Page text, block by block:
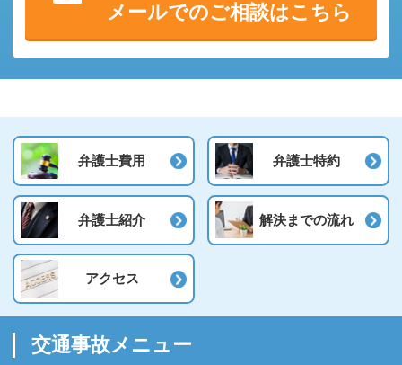
メールでのご相談はこちら
弁護士費用 弁護士特約
弁護士紹介 解決までの流れ
アクセス
交通事故メニュー